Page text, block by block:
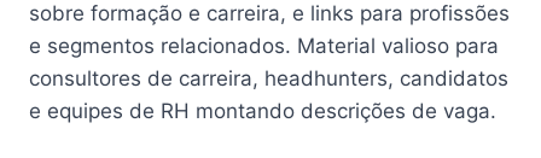
sobre formação e carreira, e links para profissões
e segmentos relacionados. Material valioso para
consultores de carreira, headhunters, candidatos
e equipes de RH montando descrições de vaga.